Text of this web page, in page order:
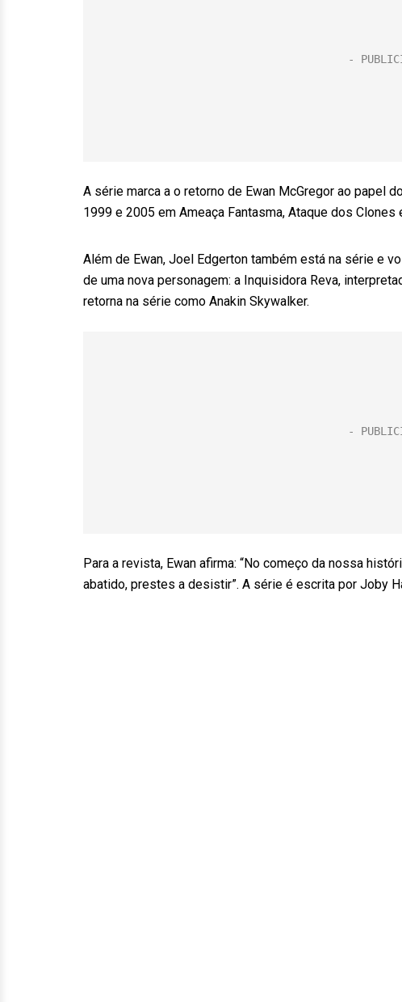
A série marca a o retorno de Ewan McGregor ao papel
1999 e 2005 em Ameaça Fantasma, Ataque dos Clones
Além de Ewan, Joel Edgerton também está na série e
de uma nova personagem: a Inquisidora Reva,
retorna na série como Anakin Skywalker.
Para a revista, Ewan afirma: “No começo da nossa
abatido, prestes a desistir”. A série é escrita por Joby